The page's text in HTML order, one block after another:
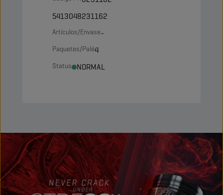
5413048231162
Artículos/Envase-
Paquetes/Palé4
Status NORMAL